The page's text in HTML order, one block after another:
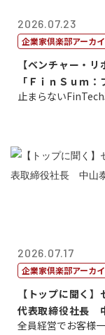
2026.07.23
企業家倶楽部アーカ
【ベンチャー・リ
「ＦｉｎＳｕｍ：
ック・サミッ...
止まらない
2026.07.17
企業家倶楽部アーカ
【トップに聞く
代表取締役社長
男
全員経営でお客様